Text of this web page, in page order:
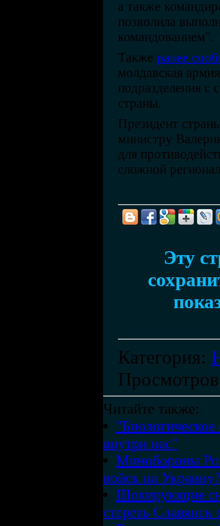
а также
позволила
командованием".
Также ранее
молдавская
подразделения с
страны.
Президент
министру
для
сложной
Эту
Категория:
Просмотров
Читайте также:
внутри нас"
Минобороны
войск на Украину?
Шокирующие
стереть Славянск